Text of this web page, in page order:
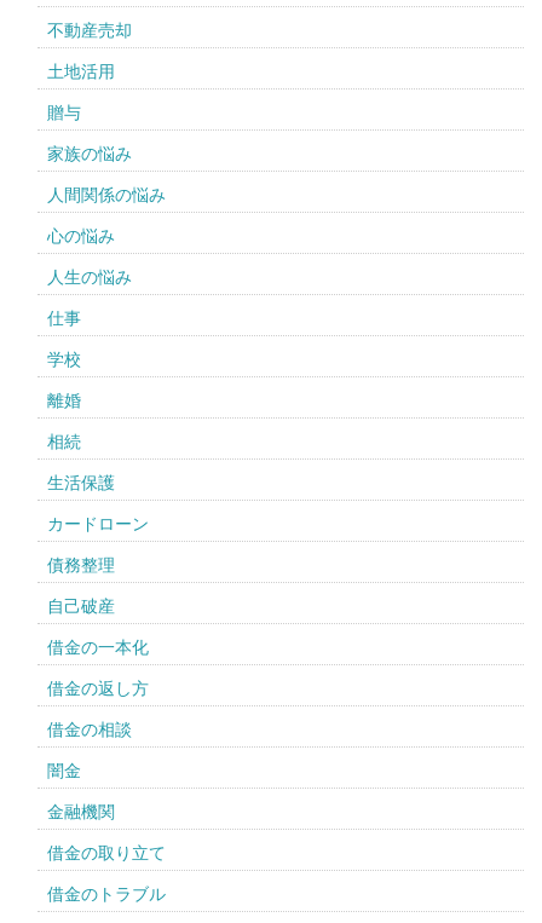
不動産売却
土地活用
贈与
家族の悩み
人間関係の悩み
心の悩み
人生の悩み
仕事
学校
離婚
相続
生活保護
カードローン
債務整理
自己破産
借金の一本化
借金の返し方
借金の相談
闇金
金融機関
借金の取り立て
借金のトラブル